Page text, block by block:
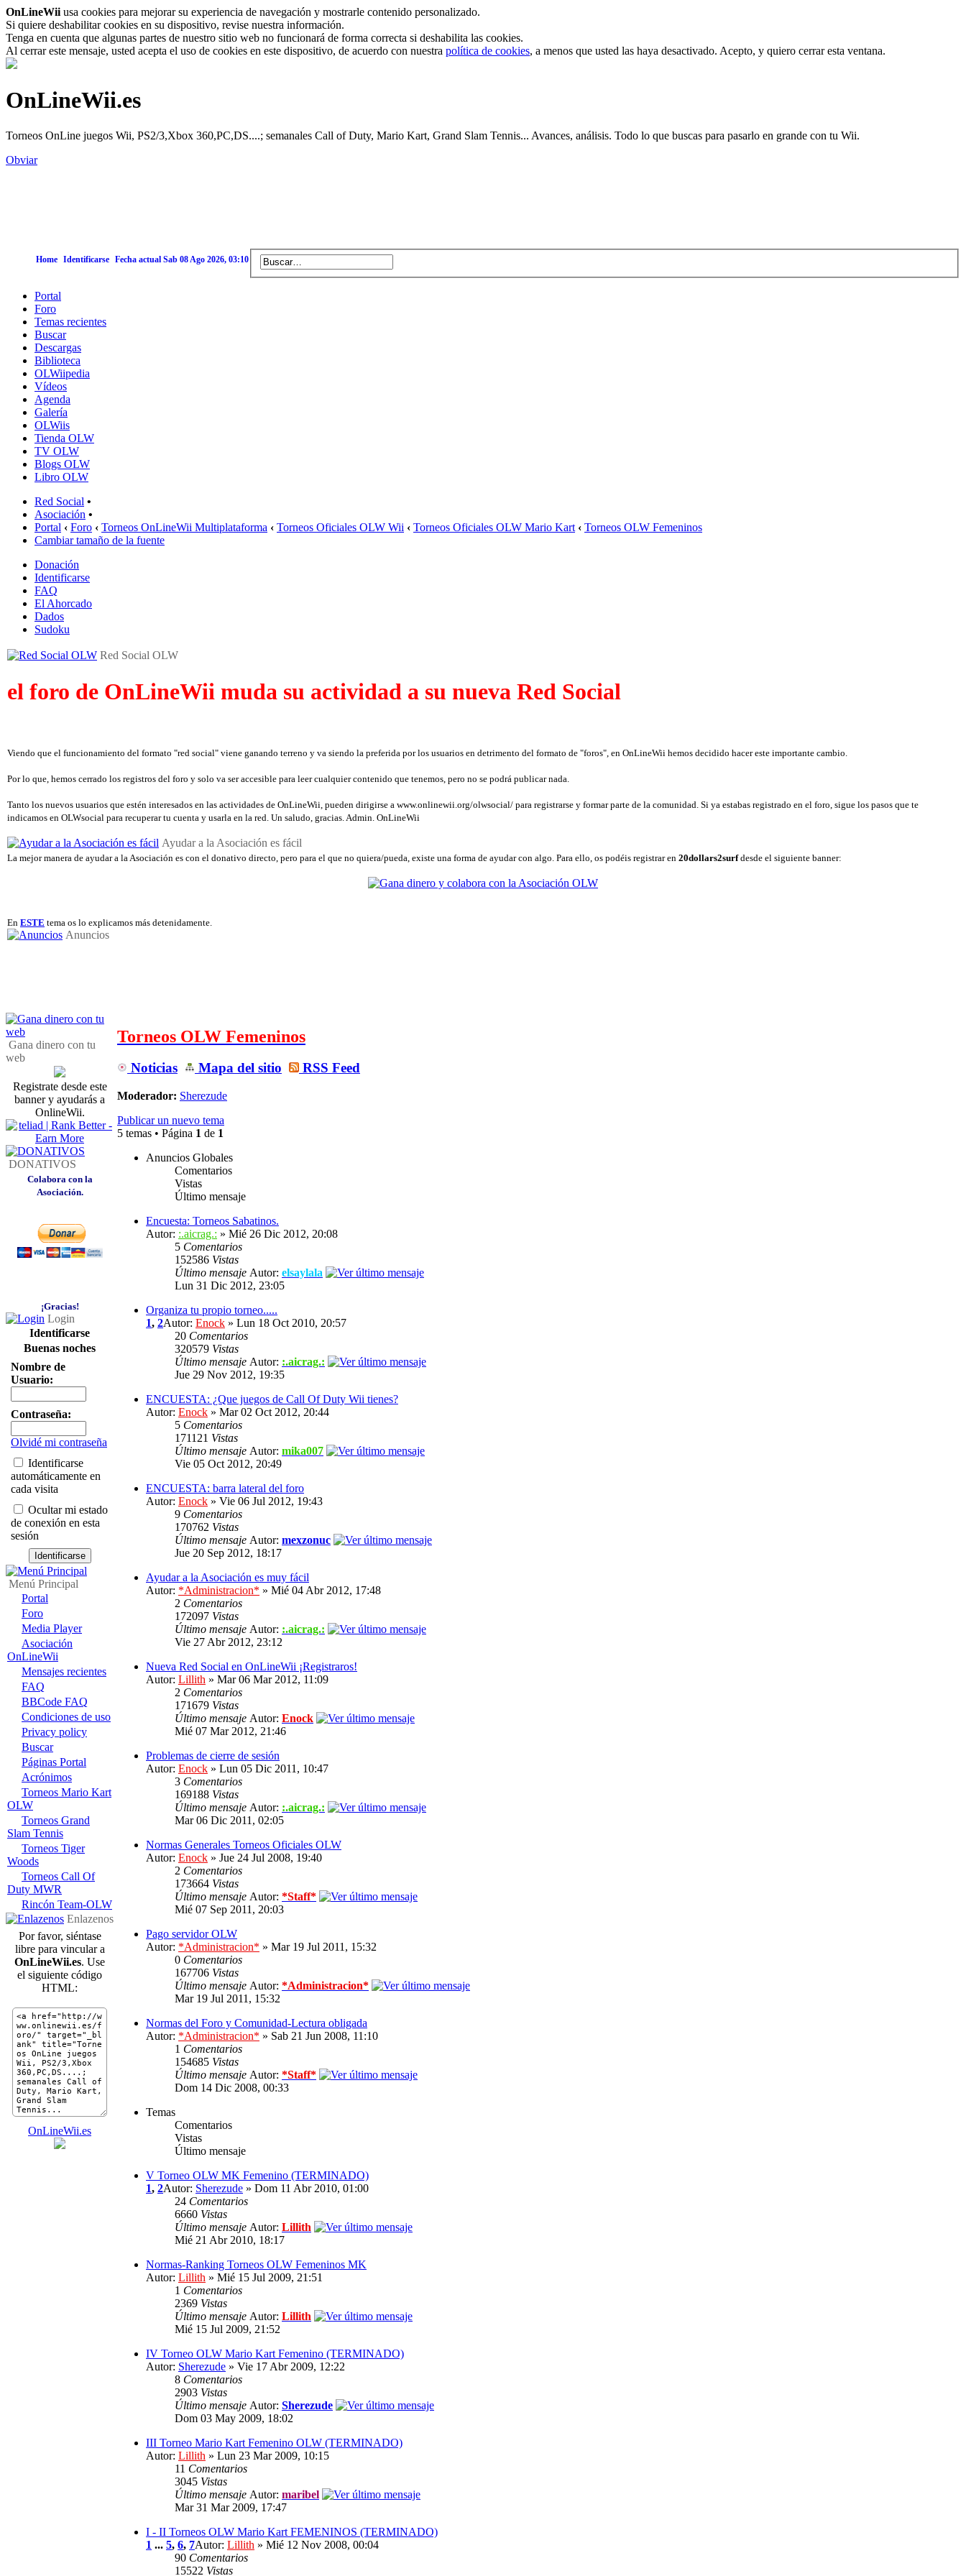
OnLineWii usa cookies para mejorar su experiencia de navegación y mostrarle contenido personalizado.
Si quiere deshabilitar cookies en su dispositivo, revise nuestra información.
Tenga en cuenta que algunas partes de nuestro sitio web no funcionará de forma correcta si deshabilita las cookies.
Al cerrar este mensaje, usted acepta el uso de cookies en este dispositivo, de acuerdo con nuestra política de cookies, a menos que usted las haya desactivado. Acepto, y quiero cerrar esta ventana.
OnLineWii.es
Torneos OnLine juegos Wii, PS2/3,Xbox 360,PC,DS....; semanales Call of Duty, Mario Kart, Grand Slam Tennis... Avances, análisis. Todo lo que buscas para pasarlo en grande con tu Wii.
Obviar
Home Identificarse Fecha actual Sab 08 Ago 2026, 03:10
Portal
Foro
Temas recientes
Buscar
Descargas
Biblioteca
OLWiipedia
Vídeos
Agenda
Galería
OLWiis
Tienda OLW
TV OLW
Blogs OLW
Libro OLW
Red Social •
Asociación •
Portal ‹ Foro ‹ Torneos OnLineWii Multiplataforma ‹ Torneos Oficiales OLW Wii ‹ Torneos Oficiales OLW Mario Kart ‹ Torneos OLW Femeninos
Cambiar tamaño de la fuente
Donación
Identificarse
FAQ
El Ahorcado
Dados
Sudoku
Red Social OLW
el foro de OnLineWii muda su actividad a su nueva Red Social
Viendo que el funcionamiento del formato "red social" viene ganando terreno y va siendo la preferida por los usuarios en detrimento del formato de "foros", en OnLineWii hemos decidido hacer este importante cambio.
Por lo que, hemos cerrado los registros del foro y solo va ser accesible para leer cualquier contenido que tenemos, pero no se podrá publicar nada.
Tanto los nuevos usuarios que estén interesados en las actividades de OnLineWii, pueden dirigirse a www.onlinewii.org/olwsocial/ para registrarse y formar parte de la comunidad. Si ya estabas registrado en el foro, sigue los pasos que te
indicamos en OLWsocial para recuperar tu cuenta y usarla en la red. Un saludo, gracias. Admin. OnLineWii
Ayudar a la Asociación es fácil
La mejor manera de ayudar a la Asociación es con el donativo directo, pero para el que no quiera/pueda, existe una forma de ayudar con algo. Para ello, os podéis registrar en 20dollars2surfdesde el siguiente banner:
En ESTE tema os lo explicamos más detenidamente.
Anuncios
Gana dinero con tu
web
Registrate desde este
banner y ayudarás a
OnlineWii.
DONATIVOS
Colabora con la
Asociación.
¡Gracias!
Login
Identificarse
Buenas noches
Nombre de
Usuario:
Contraseña:
Olvidé mi contraseña
Identificarse
automáticamente en
cada visita
Ocultar mi estado
de conexión en esta
sesión
Menú Principal
Portal
Foro
Media Player
Asociación
OnLineWii
Mensajes recientes
FAQ
BBCode FAQ
Condiciones de uso
Privacy policy
Buscar
Páginas Portal
Acrónimos
Torneos Mario Kart
OLW
Torneos Grand
Slam Tennis
Torneos Tiger
Woods
Torneos Call Of
Duty MWR
Rincón Team-OLW
Enlazenos
Por favor, siéntase
libre para vincular a
OnLineWii.es. Use
el siguiente código
HTML:
OnLineWii.es
Torneos OLW Femeninos
Noticias Mapa del sitio RSS Feed
Moderador: Sherezude
Publicar un nuevo tema
5 temas • Página 1 de 1
Anuncios Globales
Comentarios
Vistas
Último mensaje
Encuesta: Torneos Sabatinos.
Autor: :.aicrag.: » Mié 26 Dic 2012, 20:08
5 Comentarios
152586 Vistas
Último mensaje Autor: elsaylala
Lun 31 Dic 2012, 23:05
Organiza tu propio torneo.....
1, 2Autor: Enock » Lun 18 Oct 2010, 20:57
20 Comentarios
320579 Vistas
Último mensaje Autor: :.aicrag.:
Jue 29 Nov 2012, 19:35
ENCUESTA: ¿Que juegos de Call Of Duty Wii tienes?
Autor: Enock » Mar 02 Oct 2012, 20:44
5 Comentarios
171121 Vistas
Último mensaje Autor: mika007
Vie 05 Oct 2012, 20:49
ENCUESTA: barra lateral del foro
Autor: Enock » Vie 06 Jul 2012, 19:43
9 Comentarios
170762 Vistas
Último mensaje Autor: mexzonuc
Jue 20 Sep 2012, 18:17
Ayudar a la Asociación es muy fácil
Autor: *Administracion* » Mié 04 Abr 2012, 17:48
2 Comentarios
172097 Vistas
Último mensaje Autor: :.aicrag.:
Vie 27 Abr 2012, 23:12
Nueva Red Social en OnLineWii ¡Registraros!
Autor: Lillith » Mar 06 Mar 2012, 11:09
2 Comentarios
171679 Vistas
Último mensaje Autor: Enock
Mié 07 Mar 2012, 21:46
Problemas de cierre de sesión
Autor: Enock » Lun 05 Dic 2011, 10:47
3 Comentarios
169188 Vistas
Último mensaje Autor: :.aicrag.:
Mar 06 Dic 2011, 02:05
Normas Generales Torneos Oficiales OLW
Autor: Enock » Jue 24 Jul 2008, 19:40
2 Comentarios
173664 Vistas
Último mensaje Autor: *Staff*
Mié 07 Sep 2011, 20:03
Pago servidor OLW
Autor: *Administracion* » Mar 19 Jul 2011, 15:32
0 Comentarios
167706 Vistas
Último mensaje Autor: *Administracion*
Mar 19 Jul 2011, 15:32
Normas del Foro y Comunidad-Lectura obligada
Autor: *Administracion* » Sab 21 Jun 2008, 11:10
1 Comentarios
154685 Vistas
Último mensaje Autor: *Staff*
Dom 14 Dic 2008, 00:33
Temas
Comentarios
Vistas
Último mensaje
V Torneo OLW MK Femenino (TERMINADO)
1, 2Autor: Sherezude » Dom 11 Abr 2010, 01:00
24 Comentarios
6660 Vistas
Último mensaje Autor: Lillith
Mié 21 Abr 2010, 18:17
Normas-Ranking Torneos OLW Femeninos MK
Autor: Lillith » Mié 15 Jul 2009, 21:51
1 Comentarios
2369 Vistas
Último mensaje Autor: Lillith
Mié 15 Jul 2009, 21:52
IV Torneo OLW Mario Kart Femenino (TERMINADO)
Autor: Sherezude » Vie 17 Abr 2009, 12:22
8 Comentarios
2903 Vistas
Último mensaje Autor: Sherezude
Dom 03 May 2009, 18:02
III Torneo Mario Kart Femenino OLW (TERMINADO)
Autor: Lillith » Lun 23 Mar 2009, 10:15
11 Comentarios
3045 Vistas
Último mensaje Autor: maribel
Mar 31 Mar 2009, 17:47
I - II Torneos OLW Mario Kart FEMENINOS (TERMINADO)
1 ... 5, 6, 7Autor: Lillith » Mié 12 Nov 2008, 00:04
90 Comentarios
15522 Vistas